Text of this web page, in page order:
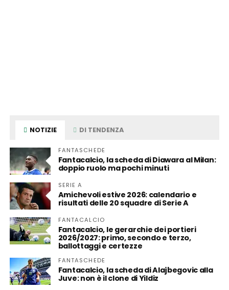
NOTIZIE DI TENDENZA
FANTASCHEDE
Fantacalcio, la scheda di Diawara al Milan:
doppio ruolo ma pochi minuti
SERIE A
Amichevoli estive 2026: calendario e
risultati delle 20 squadre di Serie A
FANTACALCIO
Fantacalcio, le gerarchie dei portieri
2026/2027: primo, secondo e terzo,
ballottaggi e certezze
FANTASCHEDE
Fantacalcio, la scheda di Alajbegovic alla
Juve: non è il clone di Yildiz